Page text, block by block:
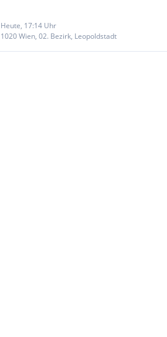
Heute, 17:14 Uhr
1020 Wien, 02. Bezirk, Leopoldstadt